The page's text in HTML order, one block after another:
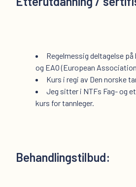
Regelmessig deltagelse
og EAO (European
Kurs i regi av Den norske
Jeg sitter i NTFs Fag- og
kurs for tannleger.
Behandlingstilbud: